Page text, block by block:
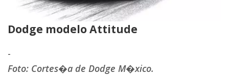
Dodge modelo Attitude
-
Foto: Cortes�a de Dodge M�xico.